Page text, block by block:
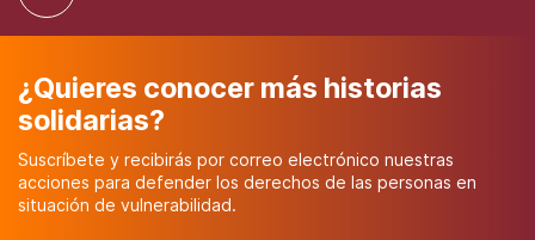
¿Quieres conocer más historias
solidarias?
Suscríbete y recibirás por correo electrónico nuestras
acciones para defender los derechos de las personas en
situación de vulnerabilidad.